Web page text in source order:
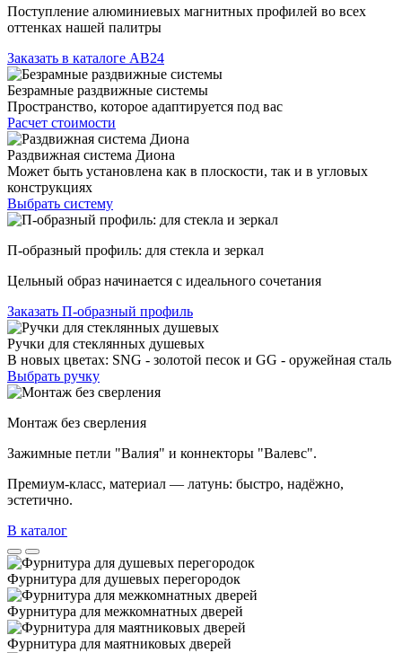
Поступление алюминиевых магнитных профилей во всех
оттенках нашей палитры
Заказать в каталоге АВ24
Безрамные раздвижные системы
Пространство, которое адаптируется под вас
Расчет стоимости
Раздвижная система Диона
Может быть установлена как в плоскости, так и в угловых
конструкциях
Выбрать систему
П-образный профиль: для стекла и зеркал
Цельный образ начинается с идеального сочетания
Заказать П-образный профиль
Ручки для стеклянных душевых
В новых цветах: SNG - золотой песок и GG - оружейная сталь
Выбрать ручку
Монтаж без сверления
Зажимные петли "Валия" и коннекторы "Валевс".
Премиум‑класс, материал — латунь: быстро, надёжно,
эстетично.
В каталог
Фурнитура для душевых перегородок
Фурнитура для межкомнатных дверей
Фурнитура для маятниковых дверей